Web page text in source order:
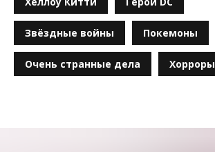
Звёздные войны Покемоны
Очень странные дела Хорроры